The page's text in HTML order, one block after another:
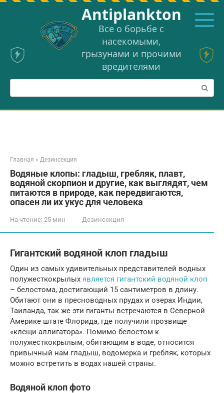
Перейти
Аntiplankton
Все о борьбе с
насекомыми,
грызунами и прочими
вредителями
Поиск:
Главная » Дезинсекция
Водяные клопы: гладыш, гребляк, плавт,
водяной скорпион и другие, как выглядят, чем
питаются в природе, как передвигаются,
опасен ли их укус для человека
На чтение: 25 мин Дезинсекция
Гигантский водяной клоп гладыш
Один из самых удивительных представителей водных
полужесткокрылых является гигантский водяной клоп
– белостома, достигающий 15 сантиметров в длину.
Обитают они в пресноводных прудах и озерах Индии,
Таиланда, так же эти гиганты встречаются в Северной
Америке штате Флорида, где получили прозвище
«клещи аллигатора». Помимо белостом к
полужесткокрылым, обитающим в воде, относится
привычный нам гладыш, водомерка и гребляк, которых
можно встретить в водах нашей страны.
Водяной клоп фото